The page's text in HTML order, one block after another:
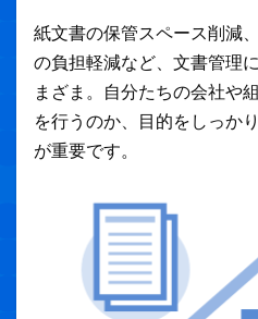
紙文書の保管スペース削減
の負担軽減など、文書管理
まざま。自分たちの会社や
を行うのか、目的をしっか
が重要です。